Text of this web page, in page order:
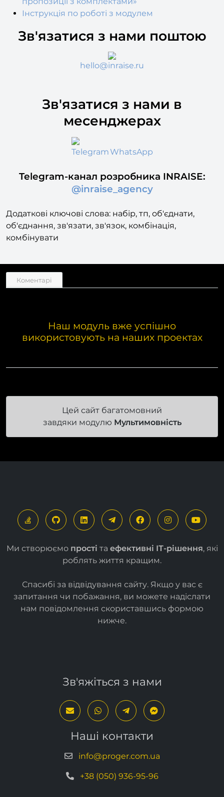
Повна інструкція для модуля «
пропозиції з комплектами»
Інструкція по роботі з модулем
Зв'язатися з нами поштою
Зв'язатися з нами в
месенджерах
Telegram-канал розробника INRAISE:
Додаткові ключові слова: набір, тп, об'єднати,
об'єднання, зв'язати, зв'язок, комбінація,
Наш модуль вже успішно
Цей сайт багатомовний
завдяки модулюМультимовність
Ми створюємопрості таефективні ІТ-рішення
Спасибі за відвідування сайту. Якщо у вас є
запитання чи побажання, ви можете надіслати
нам повідомлення скориставшись формою
Зв'яжіться з нами
Наші контакти
info@proger.com.ua